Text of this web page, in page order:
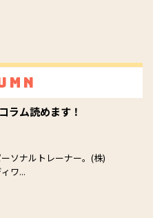
ラム読めます！
ソナルトレーナー。(株)
ワ...